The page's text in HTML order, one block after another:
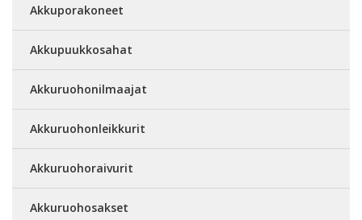
Akkuporakoneet
Akkupuukkosahat
Akkuruohonilmaajat
Akkuruohonleikkurit
Akkuruohoraivurit
Akkuruohosakset